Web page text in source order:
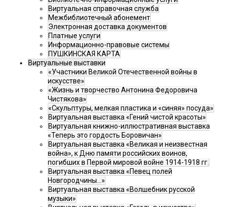
Виртуальная справочная служба
Межбиблиотечный абонемент
Электронная доставка документов
Платные услуги
Информационно-правовые системы
ПУШКИНСКАЯ КАРТА
Виртуальные выставки
«Участники Великой Отечественной войны в
искусстве»
«Жизнь и творчество Антонина Федоровича
Чистякова»
«Скульптуры, мелкая пластика и «синяя» посуда»
Виртуальная выставка «Гений чистой красоты»
Виртуальная книжно-иллюстративная выставка
«Теперь это гордость Боровичан»
Виртуальная выставка «Великая и неизвестная
война», к Дню памяти российских воинов,
погибших в Первой мировой войне 1914-1918 гг.
Виртуальная выставка «Певец полей
Новгородчины…»
Виртуальная выставка «Волшебник русской
музыки»